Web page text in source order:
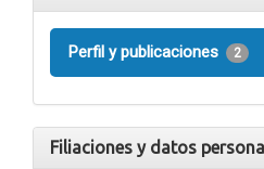
Perfil y publicaciones 2
Filiaciones y datos